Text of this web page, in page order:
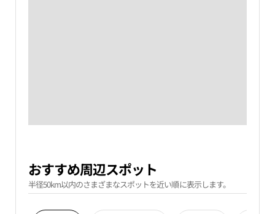
おすすめ周辺スポット
半径50km以内のさまざまなスポットを近い順に表示します。